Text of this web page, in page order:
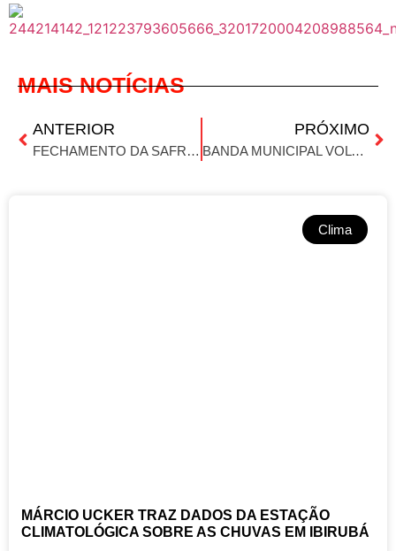
MAIS NOTÍCIAS
ANTERIOR
FECHAMENTO DA SAFRA DE VERÃO: COTRISOJA ATUALIZA CENÁRIO E PROJEÇÕES PARA O AGRO
PRÓXIMO
BANDA MUNICIPAL VOLTA À ATIVIDADE APÓS ANOS E RESGATA TRADIÇÃO EM IBIRUBÁ
Clima
MÁRCIO UCKER TRAZ DADOS DA ESTAÇÃO
CLIMATOLÓGICA SOBRE AS CHUVAS EM IBIRUBÁ